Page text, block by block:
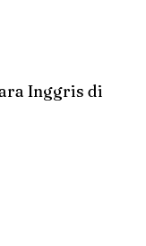
Inggris di